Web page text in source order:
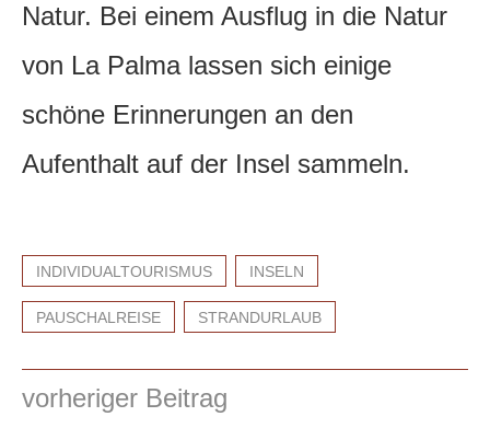
Natur. Bei einem Ausflug in die Natur
von La Palma lassen sich einige
schöne Erinnerungen an den
Aufenthalt auf der Insel sammeln.
INDIVIDUALTOURISMUS INSELN
PAUSCHALREISE STRANDURLAUB
vorheriger Beitrag